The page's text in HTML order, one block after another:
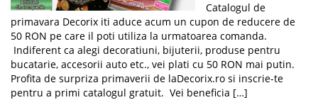
Catalogul de
primavara Decorix iti aduce acum un cupon de reducere de
50 RON pe care il poti utiliza la urmatoarea comanda.
Indiferent ca alegi decoratiuni, bijuterii, produse pentru
bucatarie, accesorii auto etc., vei plati cu 50 RON mai putin.
Profita de surpriza primaverii de laDecorix.ro si inscrie-te
pentru a primi catalogul gratuit. Vei beneficia […]